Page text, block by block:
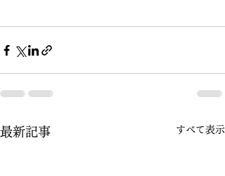
最新記事 すべて表示